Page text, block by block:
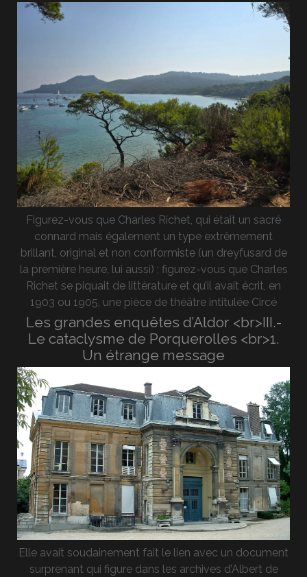
Figurez-vous que Charles Richet, qui était un sacré
connard mais également un type extrêmement
brillant, original et non conformiste (un dreyfusard de
la première heure, lui aussi) ; figurez-vous que Charles
Richet se piquait de littérature et qu’il avait écrit, en
1903 ou 1905, une pièce de théâtre intitulée Circé
Les grandes enquêtes d’Aldor <br>III.-
Le cataclysme de Porquerolles <br>1.
Un étrange message
Elle avait soudainement fait le lien avec un document
surprenant qui figure dans les archives d’Albert de